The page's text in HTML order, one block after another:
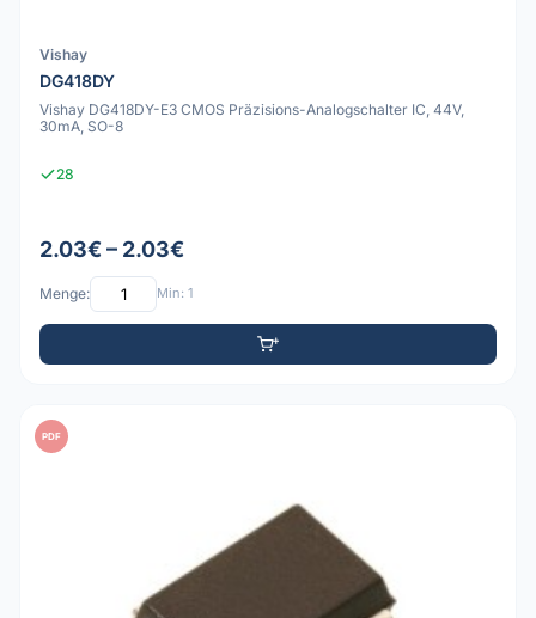
Vishay
DG418DY
Vishay DG418DY-E3 CMOS Präzisions-Analogschalter IC, 44V,
30mA, SO-8
28
2.03€ – 2.03€
Menge: Min: 1
PDF